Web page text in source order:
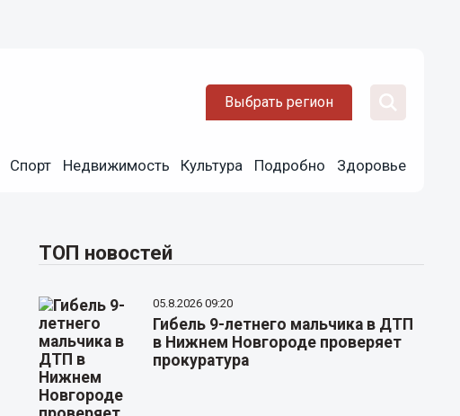
Выбрать регион
Спорт Недвижимость Культура Подробно Здоровье
ТОП новостей
05.8.2026 09:20
Гибель 9-летнего мальчика в ДТП
в Нижнем Новгороде проверяет
прокуратура